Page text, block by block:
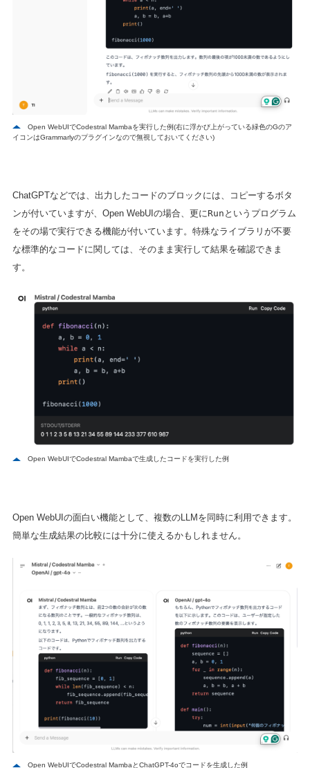
Open WebUIでCodestral Mambaを実行した例(右に浮かび上がっている緑色のGのア
イコンはGrammarlyのプラグインなので無視しておいてください)
ChatGPTなどでは、出力したコードのブロックには、コピーするボタ
ンが付いていますが、Open WebUIの場合、更にRun というプログラム
をその場で実行できる機能が付いています。特殊なライブラリが不要
な標準的なコードに関しては、そのまま実行して結果を確認できま
す。
Open WebUIでCodestral Mambaで生成したコードを実行した例
Open WebUIの面白い機能として、複数のLLMを同時に利用できます。
簡単な生成結果の比較には十分に使えるかもしれません。
Open WebUIでCodestral MambaとChatGPT-4oでコードを生成した例